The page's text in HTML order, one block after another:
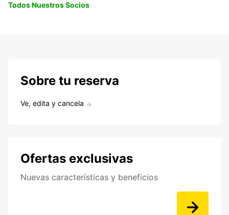
Todos Nuestros Socios
Sobre tu reserva
Ve, edita y cancela
Ofertas exclusivas
Nuevas características y beneficios